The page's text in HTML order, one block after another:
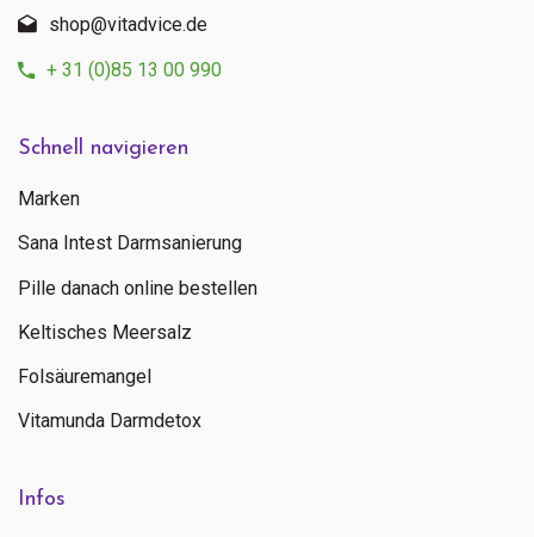
Schnell navigieren
Marken
Sana Intest Darmsanierung
Pille danach online bestellen
Keltisches Meersalz
Folsäuremangel
Vitamunda Darmdetox
Infos
shop@vitadvice.de
+ 31 (0)85 13 00 990